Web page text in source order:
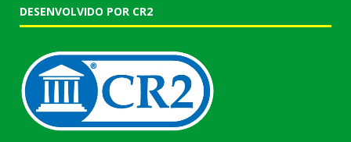
DESENVOLVIDO POR CR2